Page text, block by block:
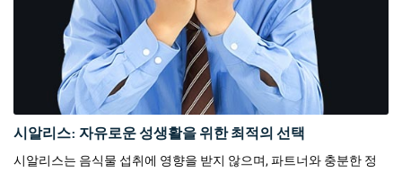
시알리스: 자유로운 성생활을 위한 최적의 선택
시알리스는 음식물 섭취에 영향을 받지 않으며, 파트너와 충분한 정